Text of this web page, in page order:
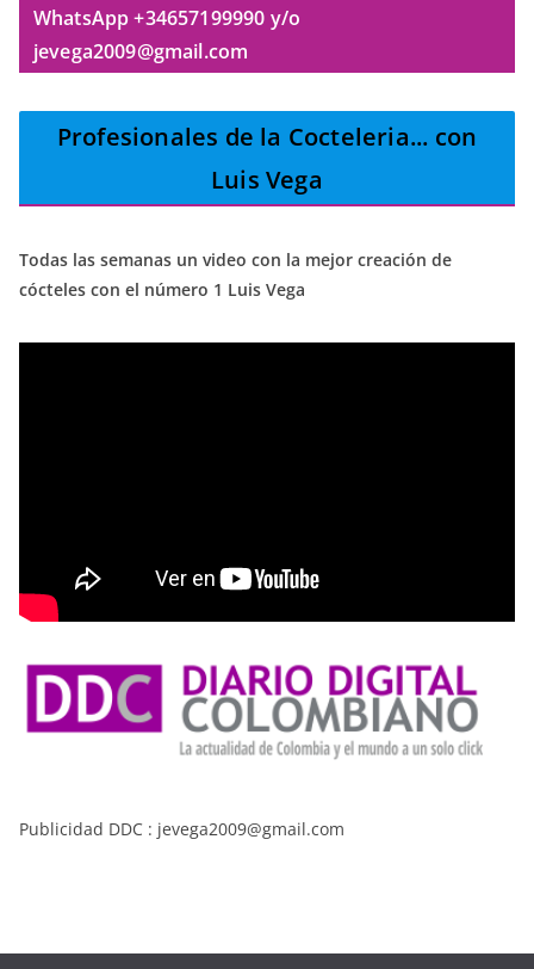
WhatsApp +34657199990 y/o
jevega2009@gmail.com
Profesionales de la Cocteleria... con
Luis Vega
Todas las semanas un video con la mejor creación de
cócteles con el número 1 Luis Vega
Publicidad DDC : jevega2009@gmail.com